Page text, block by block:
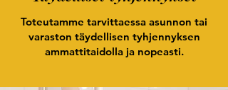
Toteutamme tarvittaessa asunnon tai
varaston täydellisen tyhjennyksen
ammattitaidolla ja nopeasti.